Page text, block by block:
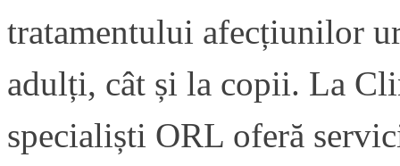
tratamentului afecțiunilor
adulți, cât și la copii. La
specialiști ORL oferă